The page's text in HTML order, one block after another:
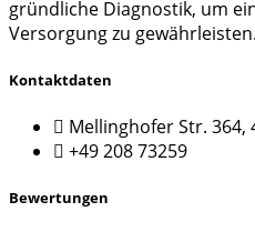
gründliche Diagnostik, um
Versorgung zu gewährleisten.
Kontaktdaten
Mellinghofer Str. 364,
+49 208 73259
Bewertungen